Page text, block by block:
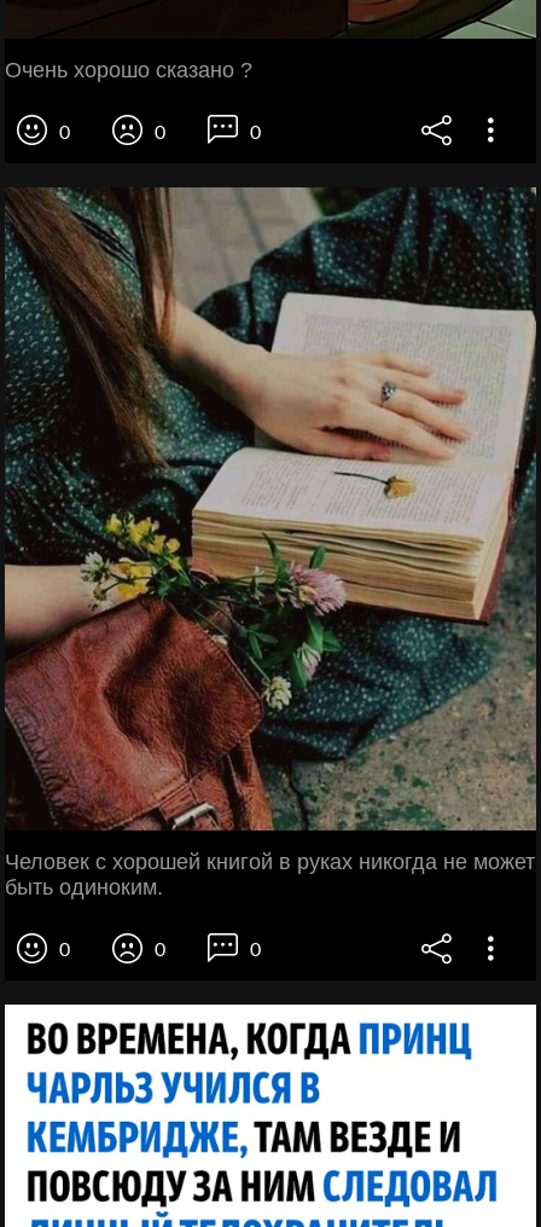
Очень хорошо сказано ?
0 0 0
Человек с хорошей книгой в руках никогда не может
быть одиноким.
0 0 0